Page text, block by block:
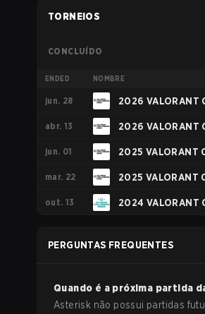
TORNEIOS
CONCLUÍDO
ENDED NOMBRE
jun. 28 2026
Split 2
abr. 13 2026
Stage 1
jun. 01 2025
Split 2
mar. 22 2025
Split 1
out. 13 2024
PERGUNTAS FREQUENTES
Quando é a próxima partida
Asterisk não possui partidas